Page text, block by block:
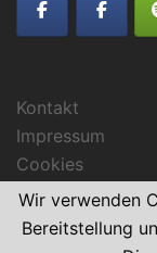
Kontakt
Impressum
Cookies
Wir verwenden
Bereitstellung